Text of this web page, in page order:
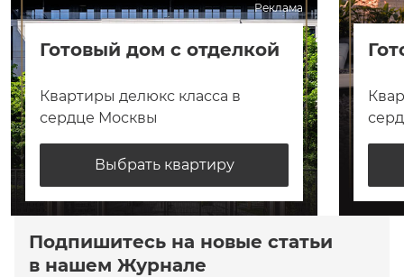
Реклама
Готовый дом с отделкой
Квартиры делюкс класса в
сердце Москвы
Выбрать квартиру
Подпишитесь на новые статьи
в нашем Журнале